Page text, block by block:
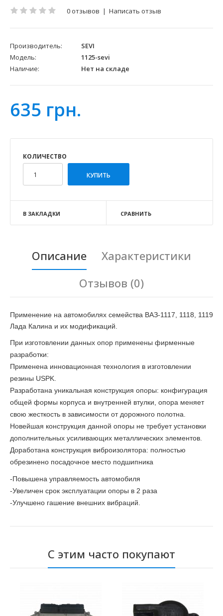
0 отзывов | Написать отзыв
Производитель:
SEVI
Модель:
1125-sevi
Наличие:
Нет на складе
635 грн.
КОЛИЧЕСТВО
В ЗАКЛАДКИ СРАВНИТЬ
Описание
Характеристики
Отзывов (0)
Применение на автомобилях семейства ВАЗ-1117, 1118, 1119
Лада Калина и их модификаций.
При изготовлении данных опор применены фирменные
разработки:
Применена инновационная технология в изготовлении
резины USPK.
Разработана уникальная конструкция опоры: конфигурация
общей формы корпуса и внутренней втулки, опора меняет
свою жесткость в зависимости от дорожного полотна.
Новейшая конструкция данной опоры не требует установки
дополнительных усиливающих металлических элементов.
Доработана конструкция виброизолятора: полностью
обрезинено посадочное место подшипника
-Повышена управляемость автомобиля
-Увеличен срок эксплуатации опоры в 2 раза
-Улучшено гашение внешних вибраций.
С этим часто покупают